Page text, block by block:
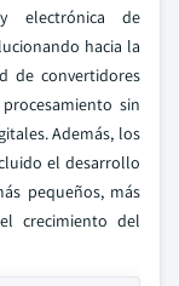
electrónica de
hacia la
de convertidores
sin
Además, los
el desarrollo
pequeños, más
crecimiento del